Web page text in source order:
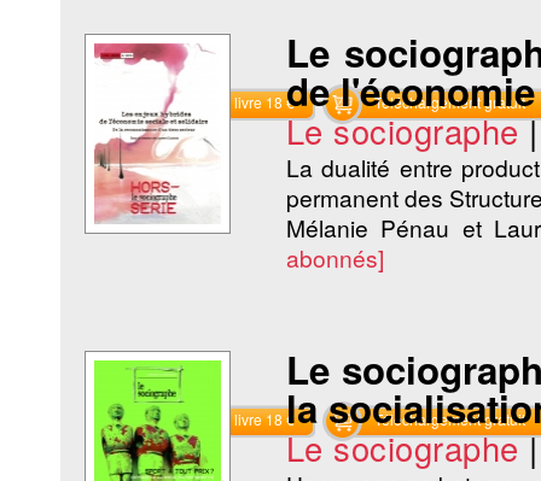
Commander le livre 18 € Téléchargement gratuit
Le
de
Le sociographe
La dualité entre
permanent des
Mélanie Pénau et
abonnés]
Commander le livre 18 € Téléchargement gratuit
Le
la
Le sociographe